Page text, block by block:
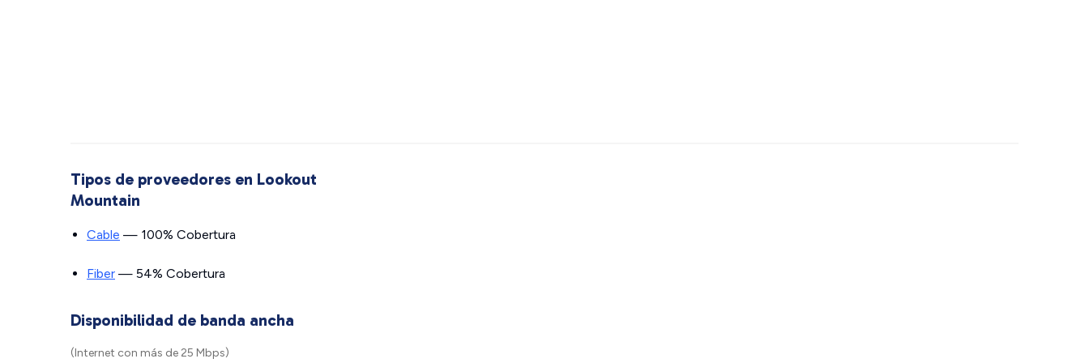
Tipos de proveedores en Lookout
Mountain
Cable — 100% Cobertura
Fiber — 54% Cobertura
Disponibilidad de banda ancha
(Internet con más de 25 Mbps)